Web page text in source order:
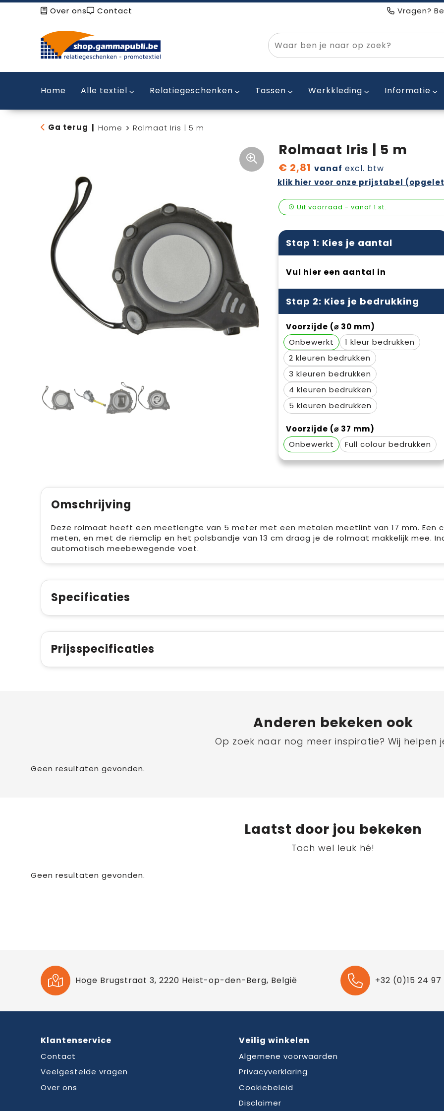
Over ons Contact Vragen?
Home Alle textiel Relatiegeschenken Tassen Werkkleding Informatie
Ga terug Home Rolmaat Iris | 5 m
Rolmaat Iris | 5 m
€ 2,81 vanaf excl. btw
klik hier voor onze prijstabel
Uit voorraad - vanaf 1 st.
Stap 1: Kies je aantal
Vul hier een aantal in
Stap 2: Kies je bedrukking
Voorzijde (⌀ 30 mm)
Onbewerkt
1
2
3
4
5
Voorzijde (⌀ 37 mm)
Onbewerkt
Full colour
Omschrijving
Deze rolmaat heeft een meetlengte van 5 meter met een metalen meetlint van 17 mm. Een
meten, en met de riemclip en het polsbandje van 13 cm draag je de rolmaat makkelijk mee.
automatisch meebewegende voet.
Specificaties
Prijsspecificaties
Anderen bekeken ook
Op zoek naar nog meer inspiratie? Wij helpen
Geen resultaten gevonden.
Laatst door jou bekeken
Toch wel leuk hé!
Geen resultaten gevonden.
Hoge Brugstraat 3, 2220 Heist-op-den-Berg, België +32 (0)15 24
Klantenservice
Contact
Veelgestelde vragen
Over ons
Veilig winkelen
Algemene voorwaarden
Privacyverklaring
Cookiebeleid
Disclaimer